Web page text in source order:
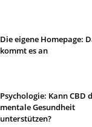
Die eigene Homepage:
kommt es an
Psychologie: Kann CBD
mentale Gesundheit
unterstützen?